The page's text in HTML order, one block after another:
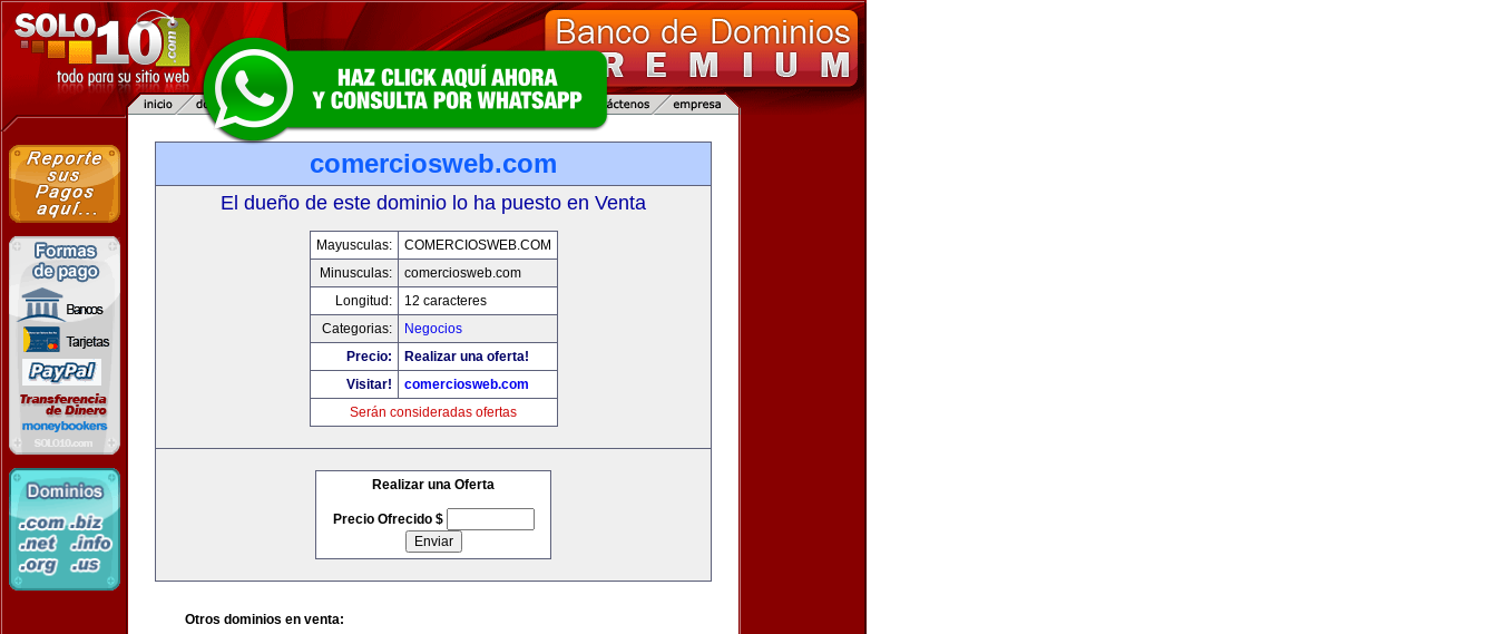
comerciosweb.com
El dueño de este dominio lo ha puesto en Venta
Mayusculas:
COMERCIOSWEB.COM
Minusculas:
comerciosweb.com
Longitud:
12 caracteres
Categorias:
Negocios
Precio:
Realizar una oferta!
Visitar!
comerciosweb.com
Serán consideradas ofertas
Realizar una Oferta
Precio Ofrecido $
Otros dominios en venta: